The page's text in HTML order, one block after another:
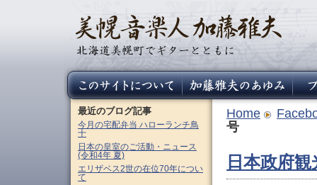
Home
号
日本政府
最近のブログ記事
今月の宅配弁当 ハローランチ鳥
十
日本の皇室のご活動・ニュース
(令和4年 夏)
エリザベス2世の在位70年につい
て